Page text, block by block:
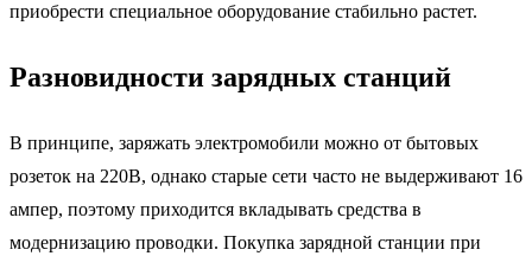
приобрести специальное оборудование стабильно растет.
Разновидности зарядных станций
В принципе, заряжать электромобили можно от бытовых
розеток на 220В, однако старые сети часто не выдерживают 16
ампер, поэтому приходится вкладывать средства в
модернизацию проводки. Покупка зарядной станции при